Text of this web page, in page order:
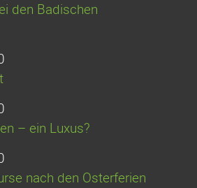
den Badischen
– ein Luxus?
nach den Osterferien